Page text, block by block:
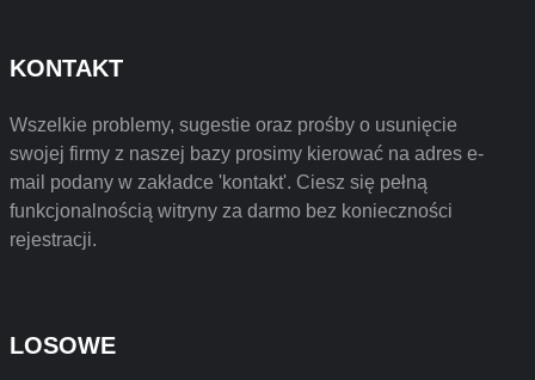
KONTAKT
Wszelkie problemy, sugestie oraz prośby o usunięcie
swojej firmy z naszej bazy prosimy kierować na adres e-
mail podany w zakładce 'kontakt'. Ciesz się pełną
funkcjonalnością witryny za darmo bez konieczności
rejestracji.
LOSOWE